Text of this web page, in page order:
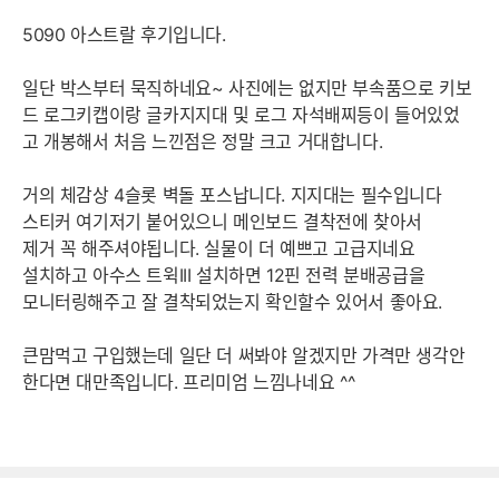
5090 아스트랄 후기입니다.
일단 박스부터 묵직하네요~ 사진에는 없지만 부속품으로 키보
드 로그키캡이랑 글카지지대 및 로그 자석배찌등이 들어있었
고 개봉해서 처음 느낀점은 정말 크고 거대합니다.
거의 체감상 4슬롯 벽돌 포스납니다. 지지대는 필수입니다
스티커 여기저기 붙어있으니 메인보드 결착전에 찾아서
제거 꼭 해주셔야됩니다. 실물이 더 예쁘고 고급지네요
설치하고 아수스 트윅III 설치하면 12핀 전력 분배공급을
모니터링해주고 잘 결착되었는지 확인할수 있어서 좋아요.
큰맘먹고 구입했는데 일단 더 써봐야 알겠지만 가격만 생각안
한다면 대만족입니다. 프리미엄 느낌나네요 ^^